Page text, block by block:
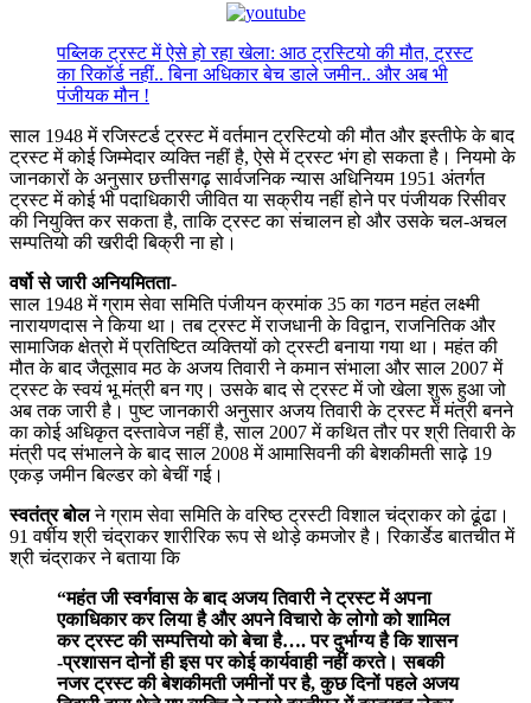
पब्लिक ट्रस्ट में ऐसे हो रहा खेला: आठ ट्रस्टियो की मौत, ट्रस्ट
का रिकॉर्ड नहीं.. बिना अधिकार बेच डाले जमीन.. और अब भी
पंजीयक मौन !
साल 1948 में रजिस्टर्ड ट्रस्ट में वर्तमान ट्रस्टियो की मौत और इस्तीफे के बाद
ट्रस्ट में कोई जिम्मेदार व्यक्ति नहीं है, ऐसे में ट्रस्ट भंग हो सकता है। नियमो के
जानकारों के अनुसार छत्तीसगढ़ सार्वजनिक न्यास अधिनियम 1951 अंतर्गत
ट्रस्ट में कोई भी पदाधिकारी जीवित या सक्रीय नहीं होने पर पंजीयक रिसीवर
की नियुक्ति कर सकता है, ताकि ट्रस्ट का संचालन हो और उसके चल-अचल
सम्पतियो की खरीदी बिक्री ना हो।
वर्षो से जारी अनियमितता-
साल 1948 में ग्राम सेवा समिति पंजीयन क्रमांक 35 का गठन महंत लक्ष्मी
नारायणदास ने किया था। तब ट्रस्ट में राजधानी के विद्वान, राजनितिक और
सामाजिक क्षेत्रो में प्रतिष्टित व्यक्तियों को ट्रस्टी बनाया गया था। महंत की
मौत के बाद जैतूसाव मठ के अजय तिवारी ने कमान संभाला और साल 2007 में
ट्रस्ट के स्वयं भू मंत्री बन गए। उसके बाद से ट्रस्ट में जो खेला शुरू हुआ जो
अब तक जारी है। पुष्ट जानकारी अनुसार अजय तिवारी के ट्रस्ट में मंत्री बनने
का कोई अधिकृत दस्तावेज नहीं है, साल 2007 में कथित तौर पर श्री तिवारी के
मंत्री पद संभालने के बाद साल 2008 में आमासिवनी की बेशकीमती साढ़े 19
एकड़ जमीन बिल्डर को बेचीं गई।
स्वतंत्र बोलने ग्राम सेवा समिति के वरिष्ठ ट्रस्टी विशाल चंद्राकर को ढूंढा।
91 वर्षीय श्री चंद्राकर शारीरिक रूप से थोड़े कमजोर है। रिकार्डेड बातचीत में
श्री चंद्राकर ने बताया कि
“महंत जी स्वर्गवास के बाद अजय तिवारी ने ट्रस्ट में अपना
एकाधिकार कर लिया है और अपने विचारो के लोगो को शामिल
कर ट्रस्ट की सम्पत्तियो को बेचा है…. पर दुर्भाग्य है कि शासन
-प्रशासन दोनों ही इस पर कोई कार्यवाही नहीं करते। सबकी
नजर ट्रस्ट की बेशकीमती जमीनों पर है, कुछ दिनों पहले अजय